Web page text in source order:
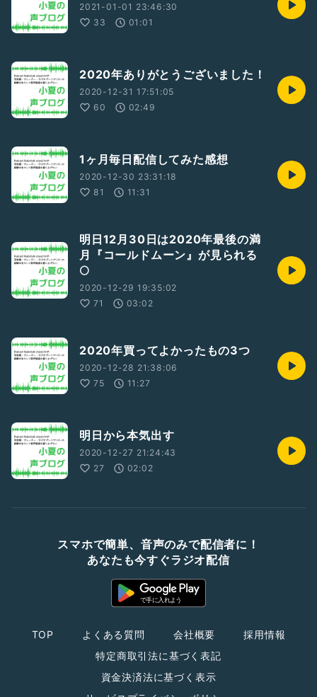
2021-01-01 23:46:30
33
01:01
2020年ありがとうございました！
2020-12-31 17:51:05
60
02:49
1ヶ月毎日配信してみた感想
2020-12-30 23:31:18
81
11:31
明日12月30日は2020年最後の満
月『コールドムーン』が見られる
🌕
2020-12-29 19:35:02
71
03:02
2020年買ってよかったもの3つ
2020-12-28 21:38:06
75
11:27
明日から本気出す
2020-12-27 21:24:43
27
02:02
スマホで簡単、音声のみで配信者に！
あなたも今すぐラジオ配信
TOP よくある質問 会社概要
採用情報
特定商取引法に基づく表記
資金決済法に基づく表示